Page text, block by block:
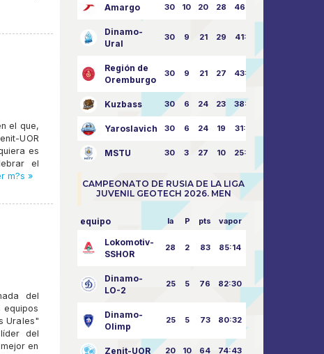
el que,
UOR
es
el
m?s »
del
equipos
Urales"
del
en
Amargo 30 10 20 28 46:73
Dinamo-
Ural
30 9 21 29 41:70
Región de
Oremburgo
30 9 21 27 43:73
Kuzbass 30 6 24 23 38:76
Yaroslavich 30 6 24 19 31:80
MSTU 30 3 27 10 25:87
CAMPEONATO DE RUSIA DE LA LIGA
JUVENIL GEOTECH 2026. MEN
equipo la P pts vapor
Lokomotiv-
SSHOR
28 2 83 85:14
Dinamo-
LO-2
25 5 76 82:30
Dinamo-
Olimp
25 5 73 80:32
Zenit-UOR 20 10 64 74:43